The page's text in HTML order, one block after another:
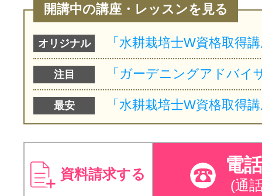
開講中の講座・レッスンを見る
オリジナル
注目
最安
資料請求する 電
(通